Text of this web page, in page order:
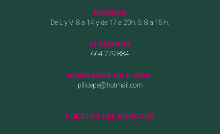
HORARIO
De L y V: 8 a 14 y de 17 a 20h. S: 8 a 15 h.
LLÁMANOS
664 279 884
MÁNDANOS UN E-MAIL
pilidepe@hotmail.com
PUESTOS DEL MERCADO